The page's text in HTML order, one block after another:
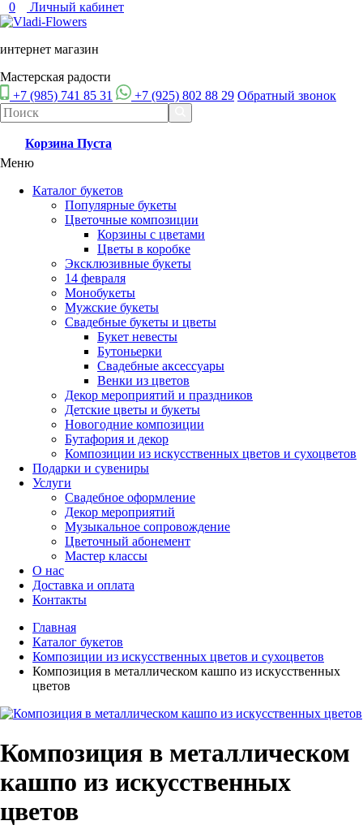
0 Личный кабинет
интернет магазин
Мастерская радости
+7 (985) 741 85 31
+7 (925) 802 88 29 Обратный звонок
Корзина Пуста
Меню
Каталог букетов
Популярные букеты
Цветочные композиции
Корзины с цветами
Цветы в коробке
Эксклюзивные букеты
14 февраля
Монобукеты
Мужские букеты
Свадебные букеты и цветы
Букет невесты
Бутоньерки
Свадебные аксессуары
Венки из цветов
Декор мероприятий и праздников
Детские цветы и букеты
Новогодние композиции
Бутафория и декор
Композиции из искусственных цветов и сухоцветов
Подарки и сувениры
Услуги
Свадебное оформление
Декор мероприятий
Музыкальное сопровождение
Цветочный абонемент
Мастер классы
О нас
Доставка и оплата
Контакты
Главная
Каталог букетов
Композиции из искусственных цветов и сухоцветов
Композиция в металлическом кашпо из искусственных
цветов
Композиция в металлическом
кашпо из искусственных
цветов